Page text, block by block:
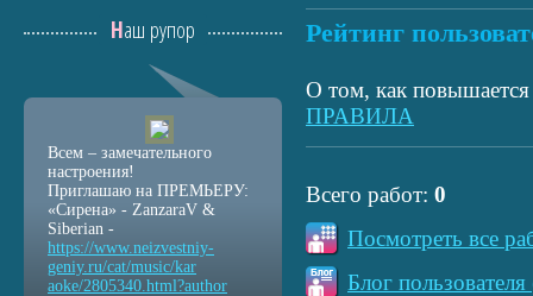
Рейтинг
О том, как повышается
ПРАВИЛА
Всего работ: 0
Посмотреть все
Блог
Наш рупор
Всем – замечательного
настроения!
Приглашаю на ПРЕМЬЕРУ:
«Сирена» - ZanzaraV &
Siberian -
https://www.neizvestniy-
geniy.ru/cat/music/kar
aoke/2805340.html?author